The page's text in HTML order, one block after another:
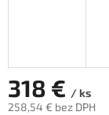
318 € / ks
258,54 € bez DPH